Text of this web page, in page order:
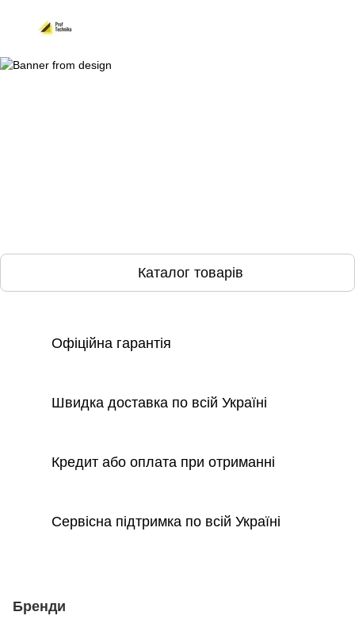
Каталог товарів
Офіційна гарантія
Швидка доставка по всій Україні
Кредит або оплата при отриманні
Сервісна підтримка по всій Україні
Бренди